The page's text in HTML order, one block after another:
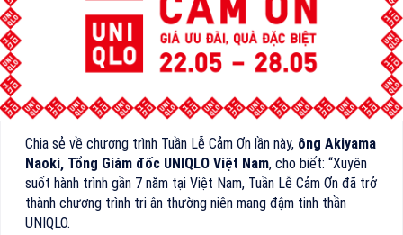
Chia sẻ về chương trình Tuần Lễ Cảm Ơn lần này, ông Akiyama
Naoki, Tổng Giám đốc UNIQLO Việt Nam, cho biết: “Xuyên
suốt hành trình gần 7 năm tại Việt Nam, Tuần Lễ Cảm Ơn đã trở
thành chương trình tri ân thường niên mang đậm tinh thần
UNIQLO.